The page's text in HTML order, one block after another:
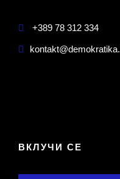
+389 78 312 334
ВКЛУЧИ СЕ